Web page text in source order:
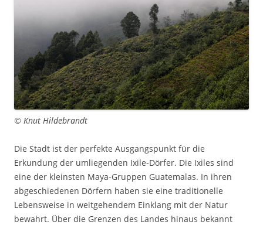
© Knut Hildebrandt
Die Stadt ist der perfekte Ausgangspunkt für die
Erkundung der umliegenden Ixile-Dörfer. Die Ixiles sind
eine der kleinsten Maya-Gruppen Guatemalas. In ihren
abgeschiedenen Dörfern haben sie eine traditionelle
Lebensweise in weitgehendem Einklang mit der Natur
bewahrt. Über die Grenzen des Landes hinaus bekannt